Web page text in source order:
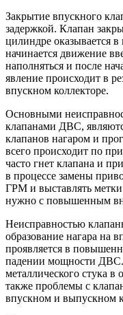
Закрытие впускного
задержкой. Клапан
цилиндре оказывается
начинается движение
наполняться и после
явление происходит в
впускном коллекторе.
Основными
клапанами ДВС,
клапанов нагаром и
всего происходит по
часто гнет клапана и
в процессе замены
ГРМ и выставлять
нужно с повышенным
Неисправностью
образование нагара на
проявляется в
падении мощности ДВС.
металлического стука
также проблемы с
впускном и выпускном